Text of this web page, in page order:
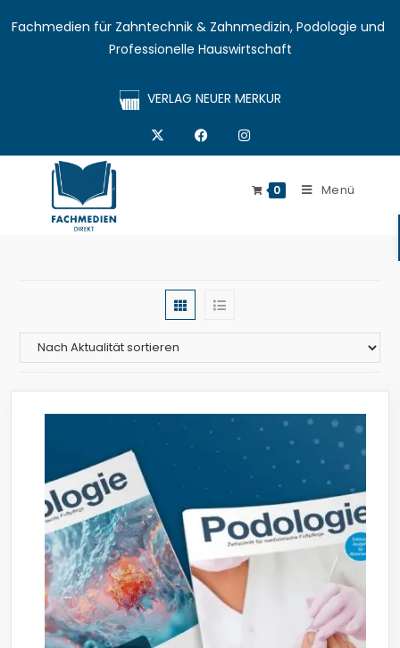
Fachmedien für Zahntechnik & Zahnmedizin, Podologie und
Professionelle Hauswirtschaft
VERLAG NEUER MERKUR
0 Menü